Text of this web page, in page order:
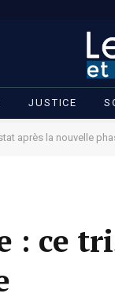
JUSTICE
après la nouvelle
: ce